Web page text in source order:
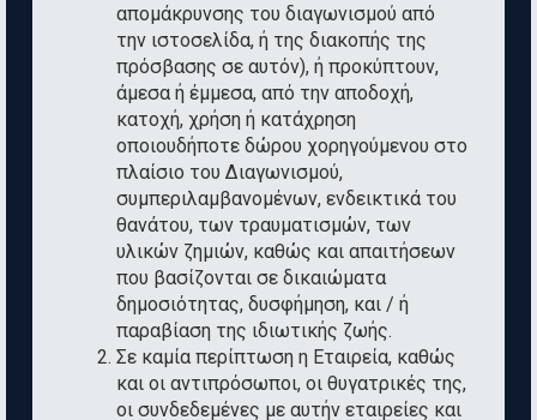
απομάκρυνσης του διαγωνισμού από
την ιστοσελίδα, ή της διακοπής της
πρόσβασης σε αυτόν), ή προκύπτουν,
άμεσα ή έμμεσα, από την αποδοχή,
κατοχή, χρήση ή κατάχρηση
οποιουδήποτε δώρου χορηγούμενου στο
πλαίσιο του Διαγωνισμού,
συμπεριλαμβανομένων, ενδεικτικά του
θανάτου, των τραυματισμών, των
υλικών ζημιών, καθώς και απαιτήσεων
που βασίζονται σε δικαιώματα
δημοσιότητας, δυσφήμηση, και / ή
παραβίαση της ιδιωτικής ζωής.
Σε καμία περίπτωση η Εταιρεία, καθώς
και οι αντιπρόσωποι, οι θυγατρικές της,
οι συνδεδεμένες με αυτήν εταιρείες και